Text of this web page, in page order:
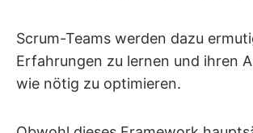
Scrum-Teams werden dazu
Erfahrungen zu lernen und ihren
wie nötig zu optimieren.